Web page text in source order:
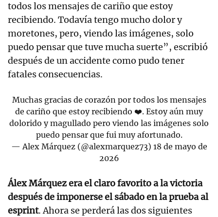
todos los mensajes de cariño que estoy
recibiendo. Todavía tengo mucho dolor y
moretones, pero, viendo las imágenes, solo
puedo pensar que tuve mucha suerte”, escribió
después de un accidente como pudo tener
fatales consecuencias.
Muchas gracias de corazón por todos los mensajes
de cariño que estoy recibiendo ❤️. Estoy aún muy
dolorido y magullado pero viendo las imágenes solo
puedo pensar que fui muy afortunado.
— Alex Márquez (@alexmarquez73) 18 de mayo de
2026
Álex Márquez era el claro favorito a la victoria
después de imponerse el sábado en la prueba al
esprint. Ahora se perderá las dos siguientes